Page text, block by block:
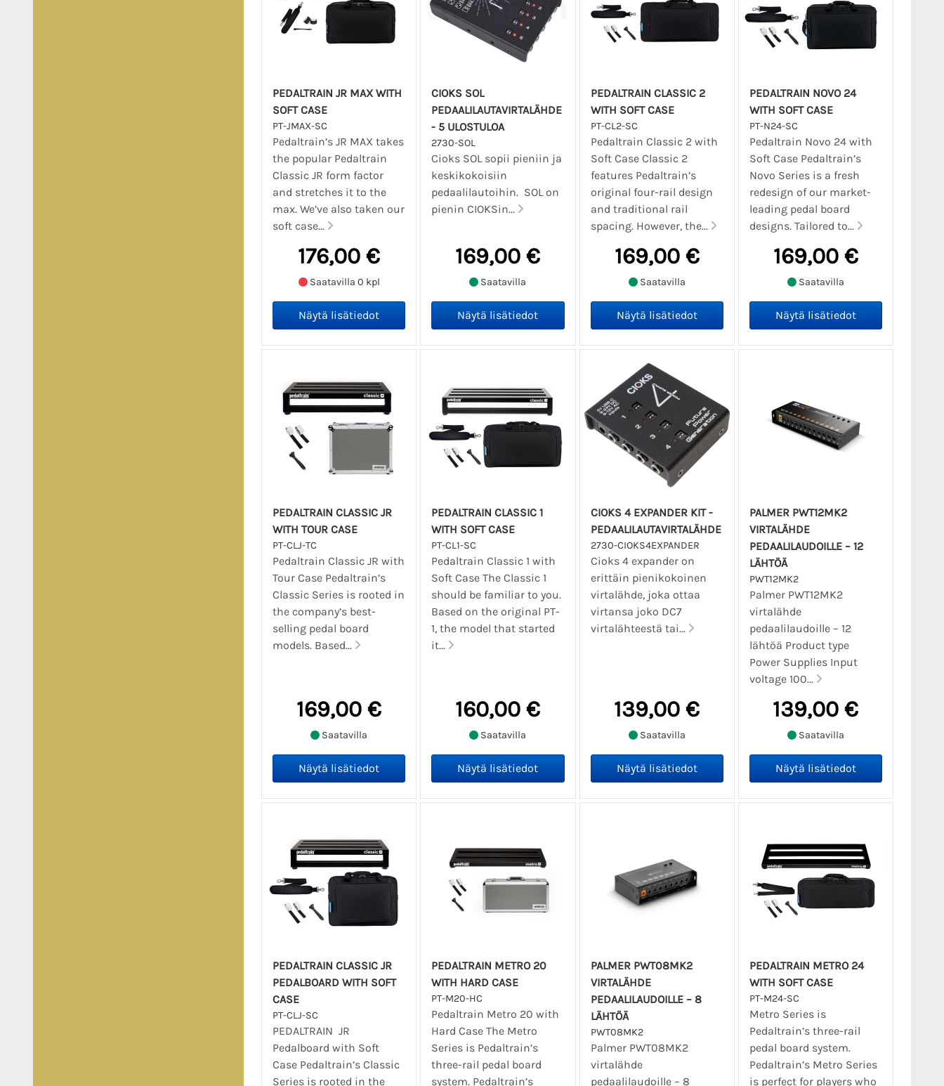
PEDALTRAIN JR MAX WITH
SOFT CASE
PT-JMAX-SC
Pedaltrain’s JR MAX takes
the popular Pedaltrain
Classic JR form factor
and stretches it to the
max. We’ve also taken our
soft case...
176,00 €
Saatavilla 0 kpl
CIOKS SOL
PEDAALILAUTAVIRTALÄHDE
- 5 ULOSTULOA
2730-SOL
Cioks SOL sopii pieniin ja
keskikokoisiin
pedaalilautoihin. SOL on
pienin CIOKSin...
169,00 €
Saatavilla
PEDALTRAIN CLASSIC 2
WITH SOFT CASE
PT-CL2-SC
Pedaltrain Classic 2 with
Soft Case Classic 2
features Pedaltrain’s
original four-rail design
and traditional rail
spacing. However, the...
169,00 €
Saatavilla
PEDALTRAIN NOVO 24
WITH SOFT CASE
PT-N24-SC
Pedaltrain Novo 24 with
Soft Case Pedaltrain’s
Novo Series is a fresh
redesign of our market-
leading pedal board
designs. Tailored to...
169,00 €
Saatavilla
PEDALTRAIN CLASSIC JR
WITH TOUR CASE
PT-CLJ-TC
Pedaltrain Classic JR with
Tour Case Pedaltrain’s
Classic Series is rooted in
the company’s best-
selling pedal board
models. Based...
169,00 €
Saatavilla
PEDALTRAIN CLASSIC 1
WITH SOFT CASE
PT-CL1-SC
Pedaltrain Classic 1 with
Soft Case The Classic 1
should be familiar to you.
Based on the original PT-
1, the model that started
it...
160,00 €
Saatavilla
CIOKS 4 EXPANDER KIT -
PEDAALILAUTAVIRTALÄHDE
2730-CIOKS4EXPANDER
Cioks 4 expander on
erittäin pienikokoinen
virtalähde, joka ottaa
virtansa joko DC7
virtalähteestä tai...
139,00 €
Saatavilla
PALMER PWT12MK2
VIRTALÄHDE
PEDAALILAUDOILLE – 12
LÄHTÖÄ
PWT12MK2
Palmer PWT12MK2
virtalähde
pedaalilaudoille – 12
lähtöä Product type
Power Supplies Input
voltage 100...
139,00 €
Saatavilla
PEDALTRAIN CLASSIC JR
PEDALBOARD WITH SOFT
CASE
PT-CLJ-SC
PEDALTRAIN JR
Pedalboard with Soft
Case Pedaltrain’s Classic
Series is rooted in the
PEDALTRAIN METRO 20
WITH HARD CASE
PT-M20-HC
Pedaltrain Metro 20 with
Hard Case The Metro
Series is Pedaltrain’s
three-rail pedal board
system. Pedaltrain’s
PALMER PWT08MK2
VIRTALÄHDE
PEDAALILAUDOILLE – 8
LÄHTÖÄ
PWT08MK2
Palmer PWT08MK2
virtalähde
pedaalilaudoille – 8
PEDALTRAIN METRO 24
WITH SOFT CASE
PT-M24-SC
Metro Series is
Pedaltrain’s three-rail
pedal board system.
Pedaltrain’s Metro Series
is perfect for players who